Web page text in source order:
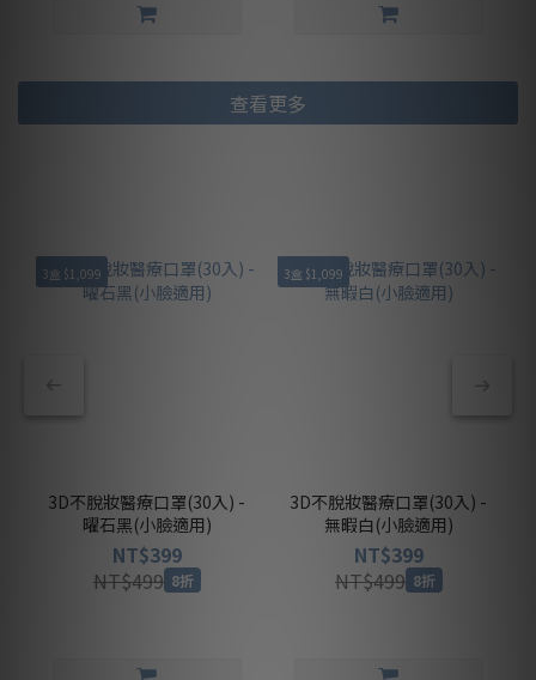
查看更多
3盒 $1,099
3D不脫妝醫療口罩(30入) -
曜石黑(小臉適用)
NT$399
NT$499 8折
3盒 $1,099
3D不脫妝醫療口罩(30入) -
無暇白(小臉適用)
NT$399
NT$499 8折